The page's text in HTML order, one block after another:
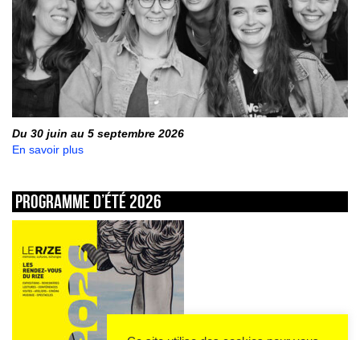
Du 30 juin au 5 septembre 2026
En savoir plus
Programme d’été 2026